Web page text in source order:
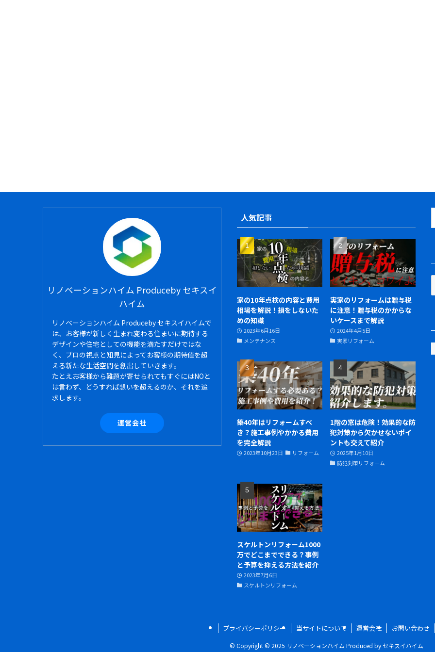
リノベーションハイム Produceby セキスイ
ハイム
リノベーションハイム Produceby セキスイハイムで
は、お客様が新しく生まれ変わる住まいに期待する
デザインや住宅としての機能を満たすだけではな
く、プロの視点と知見によってお客様の期待値を超
える新たな生活空間を創出していきます。
たとえお客様から難題が寄せられてもすぐにはNOと
は言わず、どうすれば想いを超えるのか、それを追
求します。
運営会社
人気記事
家の10年点検の内容と費用
相場を解説！損をしないた
めの知識
2023年6月16日
メンテナンス
実家のリフォームは贈与税
に注意！贈与税のかからな
いケースまで解説
2024年4月5日
実家リフォーム
築40年はリフォームすべ
き？施工事例やかかる費用
を完全解説
2023年10月23日 リフォーム
1階の窓は危険！効果的な防
犯対策から欠かせないポイ
ントも交えて紹介
2025年1月10日
防犯対策リフォーム
スケルトンリフォーム1000
万でどこまでできる？事例
と予算を抑える方法を紹介
2023年7月6日
スケルトンリフォーム
プライバシーポリシー 当サイトについて 運営会社 お問い合わせ
© Copyright © 2025 リノベーションハイム Produced by セキスイハイム